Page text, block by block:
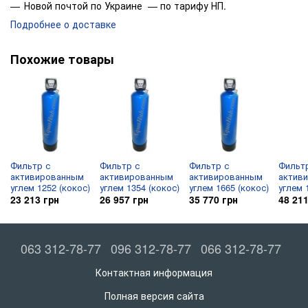
Данная система не требует солевого бака так как данный
фильтрующий элемент промывается за счёт обратной
промывки и не требует дополнительный реагентов для его
*Все зависит от качества входящей воды на фильтр и
Новой почтой по Украине — по тарифу НП.
Подробнее о доставке
Похожие товары
Фильтр с
активированным
углем 1252 (кокос)
23 213 грн
Фильтр с
активированным
углем 1354 (кокос)
26 957 грн
Фильтр с
активированным
углем 1665 (кокос)
35 770 грн
углем
48
063 312-78-77 096 312-78-77 066 312-78-77
Контактная информация
Полная версия сайта